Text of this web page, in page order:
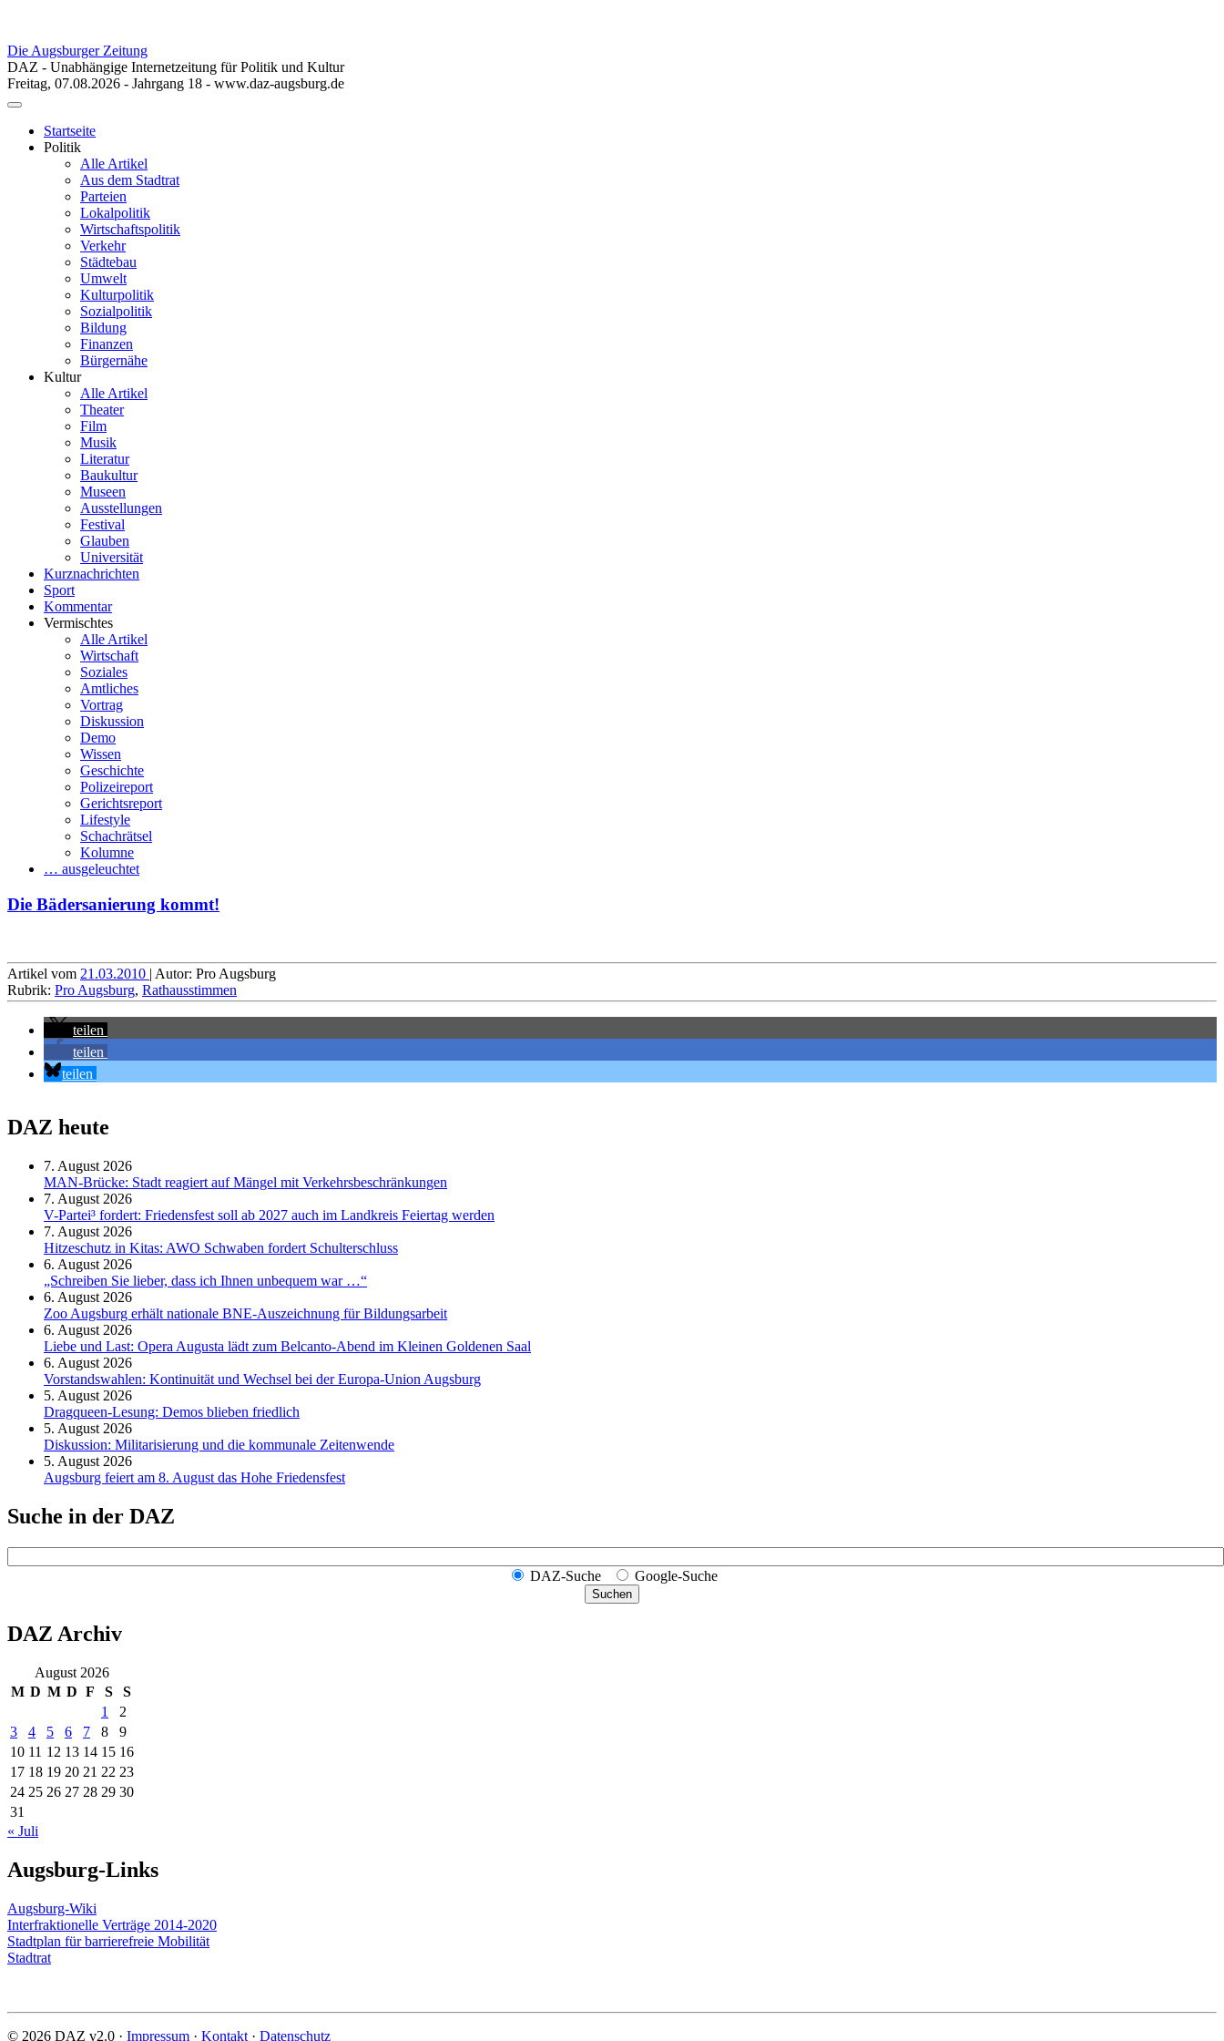
Die Augsburger Zeitung
DAZ - Unabhängige Internetzeitung für Politik und Kultur
Freitag, 07.08.2026 - Jahrgang 18 - www.daz-augsburg.de
Toggle
navigationStartseite
Politik
Alle Artikel
Aus dem Stadtrat
Parteien
Lokalpolitik
Wirtschaftspolitik
Verkehr
Städtebau
Umwelt
Kulturpolitik
Sozialpolitik
Bildung
Finanzen
Bürgernähe
Kultur
Alle Artikel
Theater
Film
Musik
Literatur
Baukultur
Museen
Ausstellungen
Festival
Glauben
Universität
Kurznachrichten
Sport
Kommentar
Vermischtes
Alle Artikel
Wirtschaft
Soziales
Amtliches
Vortrag
Diskussion
Demo
Wissen
Geschichte
Polizeireport
Gerichtsreport
Lifestyle
Schachrätsel
Kolumne
… ausgeleuchtet
Die Bädersanierung kommt!
Artikel vom 21.03.2010 | Autor: Pro Augsburg
Rubrik: Pro Augsburg, Rathausstimmen
teilen
teilen
teilen
DAZ heute
7. August 2026
MAN-Brücke: Stadt reagiert auf Mängel mit Verkehrsbeschränkungen
7. August 2026
V-Partei­³ fordert: Friedens­fest soll ab 2027 auch im Land­kreis Feier­tag werden
7. August 2026
Hitzeschutz in Kitas: AWO Schwaben fordert Schulterschluss
6. August 2026
„Schreiben Sie lieber, dass ich Ihnen unbequem war …“
6. August 2026
Zoo Augsburg erhält nationale BNE-Auszeichnung für Bildungsarbeit
6. August 2026
Liebe und Last: Opera Augusta lädt zum Belcanto-Abend im Kleinen Goldenen Saal
6. August 2026
Vorstandswahlen: Kontinuität und Wechsel bei der Europa-Union Augsburg
5. August 2026
Dragqueen-Lesung: Demos blieben friedlich
5. August 2026
Diskussion: Mi­li­ta­ri­sie­rung und die kommunale Zeitenwende
5. August 2026
Augsburg feiert am 8. August das Hohe Friedensfest
Suche in der DAZ
DAZ-Suche Google-Suche
Suchen
DAZ Archiv
August 2026
M D M D F S
S
1
2
3
4 5 6 7 8
9
10 11 12 13 14 15 16
17 18 19 20 21 22 23
24 25 26 27 28 29 30
31
« Juli
Augsburg-Links
Augsburg-Wiki
Interfraktionelle Verträge 2014-2020
Stadtplan für barrierefreie Mobilität
Stadtrat
© 2026 DAZ v2.0 · Impressum · Kontakt · Datenschutz